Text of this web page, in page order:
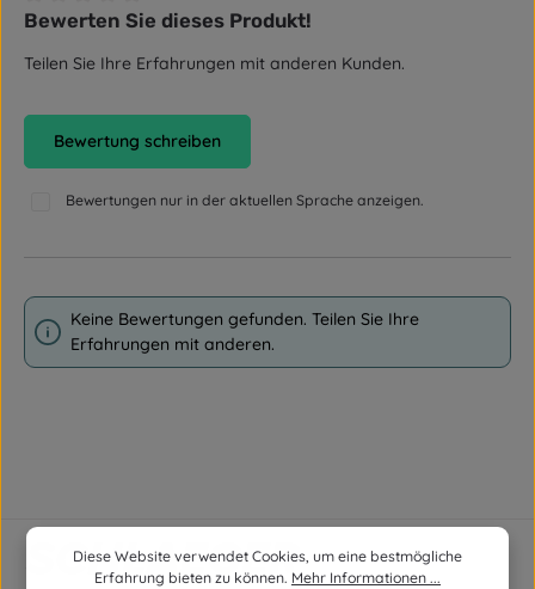
Durchschnittliche Bewertung von 0 von 5 Sternen
Bewerten Sie dieses Produkt!
Teilen Sie Ihre Erfahrungen mit anderen Kunden.
Bewertung schreiben
Bewertungen nur in der aktuellen Sprache anzeigen.
Keine Bewertungen gefunden. Teilen Sie Ihre
Erfahrungen mit anderen.
Diese Website verwendet Cookies, um eine bestmögliche
Erfahrung bieten zu können. Mehr Informationen ...